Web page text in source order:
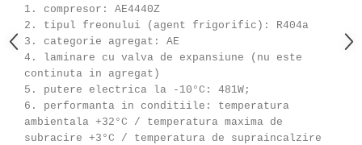
1. compresor: AE4440Z
2. tipul freonului (agent frigorific): R404a
3. categorie agregat: AE
4. laminare cu valva de expansiune (nu este
continuta in agregat)
5. putere electrica la -10°C: 481W;
6. performanta in conditiile: temperatura
ambientala +32°C / temperatura maxima de
subracire +3°C / temperatura de supraincalzire